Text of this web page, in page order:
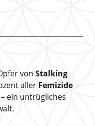
von Stalking
aller Femizide
ein untrügliches